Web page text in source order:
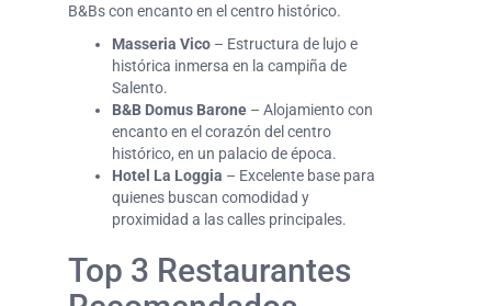
B&Bs con encanto en el centro histórico.
Masseria Vico – Estructura de lujo e
histórica inmersa en la campiña de
Salento.
B&B Domus Barone – Alojamiento con
encanto en el corazón del centro
histórico, en un palacio de época.
Hotel La Loggia – Excelente base para
quienes buscan comodidad y
proximidad a las calles principales.
Top 3 Restaurantes